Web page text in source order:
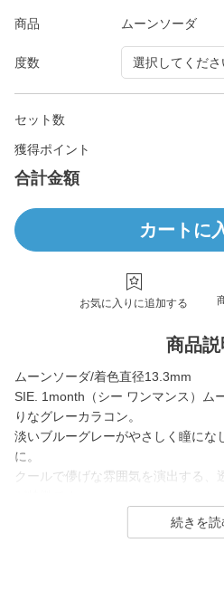
商品
度数
セット数
獲得ポイント
合計金額
カートに
お気に入りに追加する
商品説
ムーンソーダ/着色直径13.3mm
SIE. 1month（シー ワンマンス）ム
りなグレーカラコン。
淡いブルーグレーがやさしく瞳にな
に。
クールで儚げな雰囲気を演出する、
SIE. 1month（シー マンスリー）は